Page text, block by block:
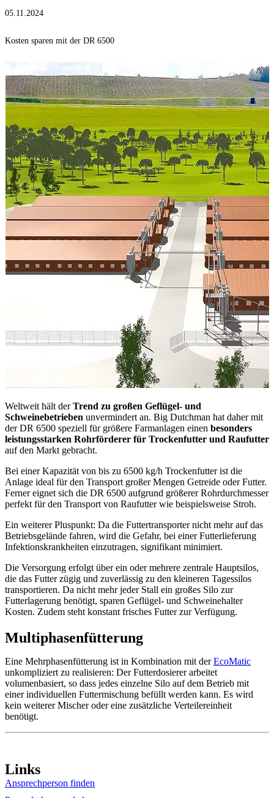
05.11.2024
Kosten sparen mit der DR 6500
Weltweit hält derTrend zu großen Geflügel- und
Schweinebetrieben unvermindert an. Big Dutchman hat daher mit
der DR 6500 speziell für größere Farmanlagen einen besonders
leistungsstarken Rohrförderer für Trockenfutter und Raufutter
auf den Markt gebracht.
Bei einer Kapazität von bis zu 6500 kg/h Trockenfutter ist die
Anlage ideal für den Transport großer Mengen Getreide oder Futter.
Ferner eignet sich die DR 6500 aufgrund größerer Rohrdurchmesser
perfekt für den Transport von Raufutter wie beispielsweise Stroh.
Ein weiterer Pluspunkt: Da die Futtertransporter nicht mehr auf das
Betriebsgelände fahren, wird die Gefahr, bei einer Futterlieferung
Infektionskrankheiten einzutragen, signifikant minimiert.
Die Versorgung erfolgt über ein oder mehrere zentrale Hauptsilos,
die das Futter zügig und zuverlässig zu den kleineren Tagessilos
transportieren. Da nicht mehr jeder Stall ein großes Silo zur
Futterlagerung benötigt, sparen Geflügel- und Schweinehalter
Kosten. Zudem steht konstant frisches Futter zur Verfügung.
Multiphasenfütterung
Eine Mehrphasenfütterung ist in Kombination mit derEcoMatic
unkompliziert zu realisieren: Der Futterdosierer arbeitet
volumenbasiert, so dass jedes einzelne Silo auf dem Betrieb mit
einer individuellen Futtermischung befüllt werden kann. Es wird
kein weiterer Mischer oder eine zusätzliche Verteilereinheit
benötigt.
Links
Ansprechperson finden